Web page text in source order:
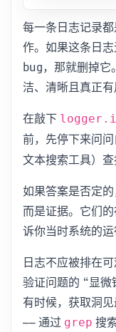
每一条日志记录
作。如果这条日
bug，那就删掉它
洁、清晰且真正有
在敲下
前，先停下来问
文本搜索工具）查
如果答案是否定
而是证据。它们
诉你当时系统的运
日志不应被排在
验证问题的 “显微
有时候，获取洞
—— 通过 grep 搜